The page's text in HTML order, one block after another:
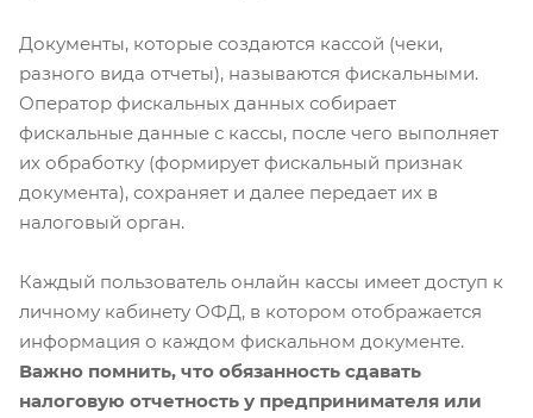
Документы, которые создаются кассой (чеки,
разного вида отчеты), называются фискальными.
Оператор фискальных данных собирает
фискальные данные с кассы, после чего выполняет
их обработку (формирует фискальный признак
документа), сохраняет и далее передает их в
налоговый орган.
Каждый пользователь онлайн кассы имеет доступ к
личному кабинету ОФД, в котором отображается
информация о каждом фискальном документе.
Важно помнить, что обязанность сдавать
налоговую отчетность у предпринимателя или